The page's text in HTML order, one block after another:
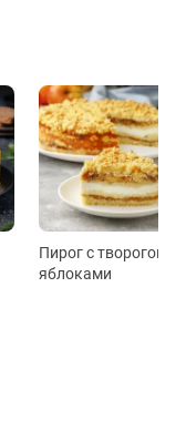
Пирог с творогом
яблоками